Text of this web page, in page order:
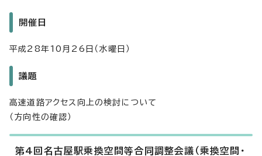
開催日
平成28年10月26日（水曜日）
議題
高速道路アクセス向上の検討について
（方向性の確認）
第4回名古屋駅乗換空間等合同調整会議（乗換空間・